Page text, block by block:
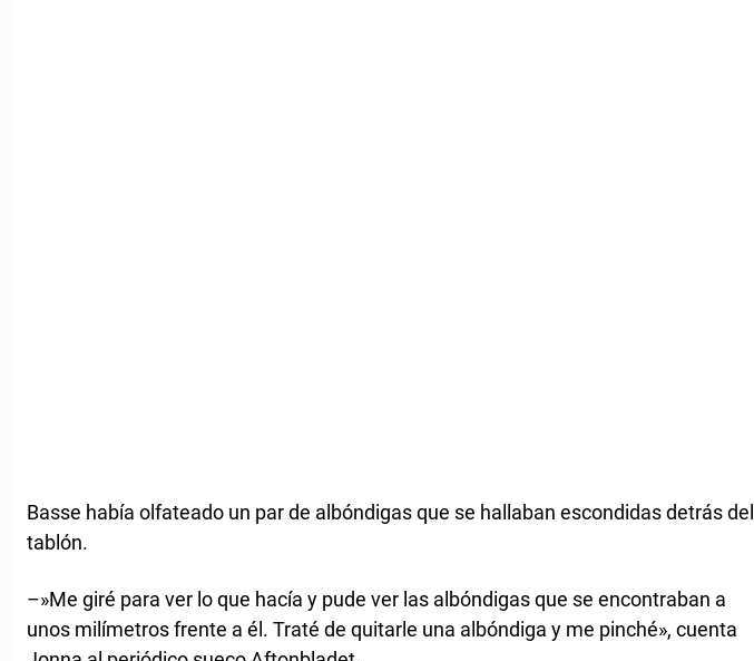
Basse había olfateado un par de albóndigas que se hallaban escondidas detrás del
tablón.
–»Me giré para ver lo que hacía y pude ver las albóndigas que se encontraban a
unos milímetros frente a él. Traté de quitarle una albóndiga y me pinché», cuenta